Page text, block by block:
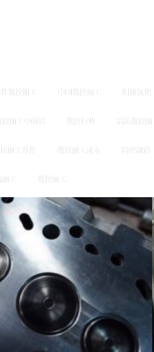
数控加工 中国数控加工 阳极氧化
控加工中的铝 数控行业 铝质数控加
加工零件 数控加工成本 精密制造
加工 数控加工